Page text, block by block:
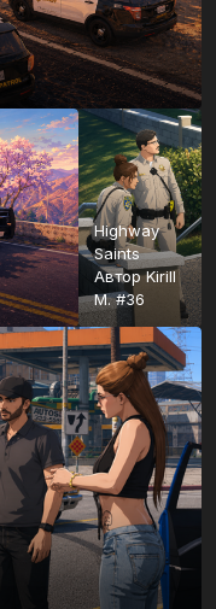
Highway
Saints
АвторKirill
M. #36